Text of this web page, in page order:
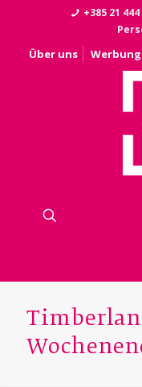
+385 21 444
Über uns Werbung